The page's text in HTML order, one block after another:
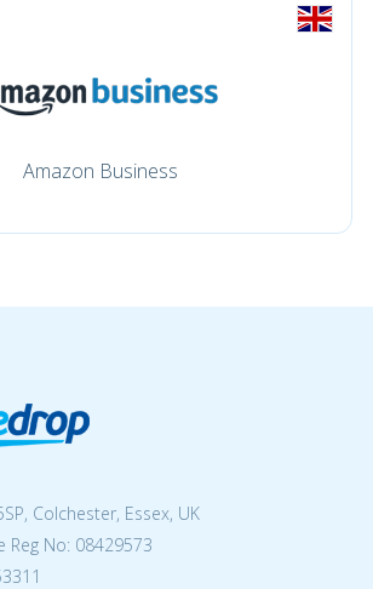
Amazon Business
Colchester, Essex, UK
Reg No: 08429573